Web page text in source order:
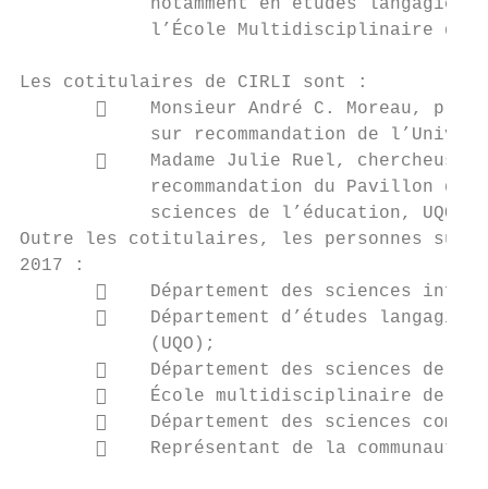
notamment en études
l’École Multidisciplinaire de
Les cotitulaires de CIRLI sont :
    Monsieur André C. Moreau,
sur recommandation de
    Madame Julie Ruel, chercheuse
recommandation du Pavillon du
            sciences de l’éducation, UQO.
Outre les cotitulaires, les personnes
2017 :
    Département des sciences
    Département d’études
            (UQO);
    Département des sciences de
    École multidisciplinaire de
    Département des sciences
    Représentant de la communauté